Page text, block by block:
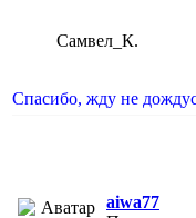
Самвел_К.
Спасибо, жду не
aiwa77